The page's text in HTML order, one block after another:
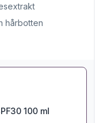
hårbotten
100 ml